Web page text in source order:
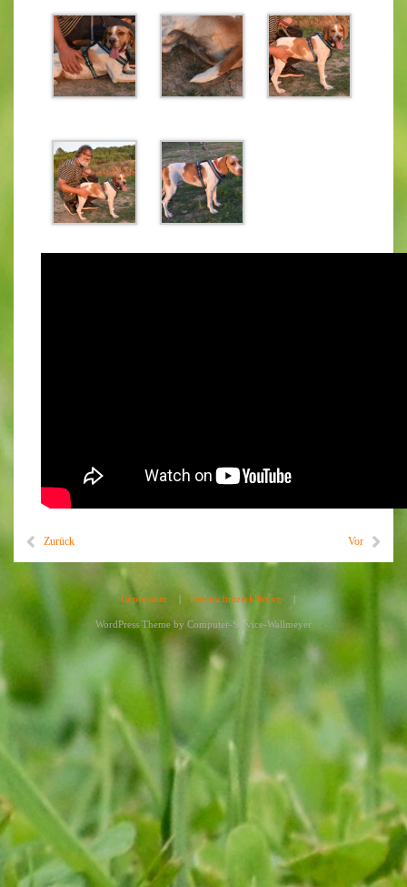
Zurück Vor
Impressum Datenschutzerklärung
WordPress Theme by Computer-Service-Wallmeyer